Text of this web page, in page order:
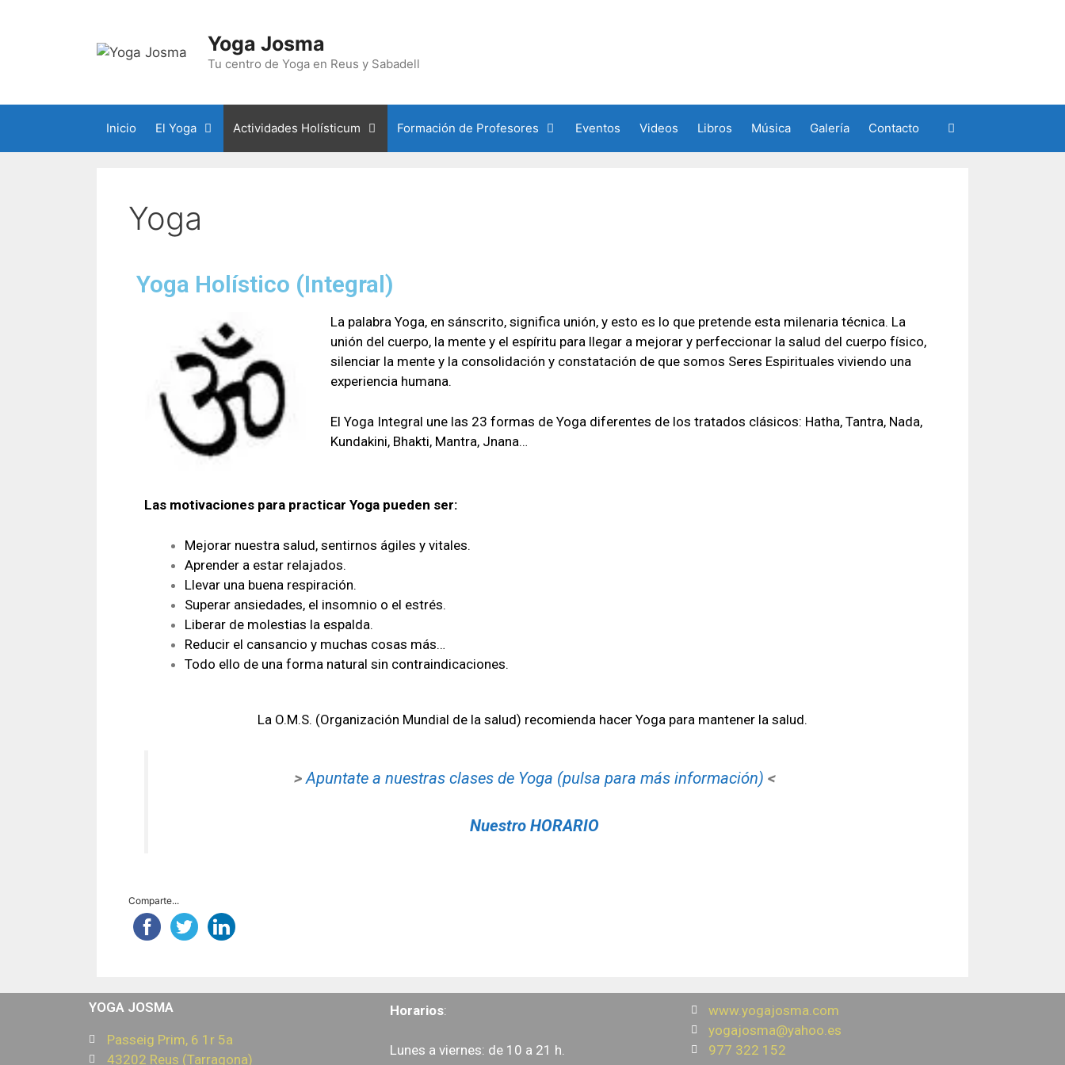
Yoga Josma
Tu centro de Yoga en Reus y Sabadell
Inicio El Yoga Actividades Holísticum Formación de Profesores Eventos Videos Libros Música Galería Contacto
Yoga
Yoga Holístico (Integral)
La palabra Yoga, en sánscrito, significa unión, y esto es lo que pretende esta milenaria técnica. La
unión del cuerpo, la mente y el espíritu para llegar a mejorar y perfeccionar la salud del cuerpo físico,
silenciar la mente y la consolidación y constatación de que somos Seres Espirituales viviendo una
experiencia humana.
El Yoga Integral une las 23 formas de Yoga diferentes de los tratados clásicos: Hatha, Tantra, Nada,
Kundakini, Bhakti, Mantra, Jnana…
Las motivaciones para practicar Yoga pueden ser:
Mejorar nuestra salud, sentirnos ágiles y vitales.
Aprender a estar relajados.
Llevar una buena respiración.
Superar ansiedades, el insomnio o el estrés.
Liberar de molestias la espalda.
Reducir el cansancio y muchas cosas más…
Todo ello de una forma natural sin contraindicaciones.
La O.M.S. (Organización Mundial de la salud) recomienda hacer Yoga para mantener la salud.
> Apuntate a nuestras clases de Yoga (pulsa para más información) <
Nuestro HORARIO
Comparte...
YOGA JOSMA
Passeig Prim, 6 1r 5a
43202 Reus (Tarragona)
Horarios:
Lunes a viernes: de 10 a 21 h.
www.yogajosma.com
yogajosma@yahoo.es
977 322 152